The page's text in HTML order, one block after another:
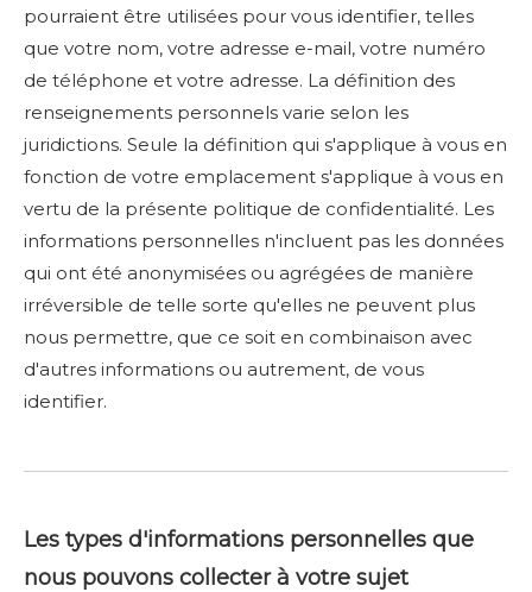
pourraient être utilisées pour vous identifier, telles
que votre nom, votre adresse e-mail, votre numéro
de téléphone et votre adresse. La définition des
renseignements personnels varie selon les
juridictions. Seule la définition qui s'applique à vous en
fonction de votre emplacement s'applique à vous en
vertu de la présente politique de confidentialité. Les
informations personnelles n'incluent pas les données
qui ont été anonymisées ou agrégées de manière
irréversible de telle sorte qu'elles ne peuvent plus
nous permettre, que ce soit en combinaison avec
d'autres informations ou autrement, de vous
identifier.
Les types d'informations personnelles que
nous pouvons collecter à votre sujet